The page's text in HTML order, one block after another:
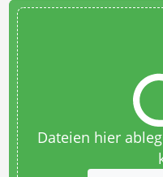
Dateien hier